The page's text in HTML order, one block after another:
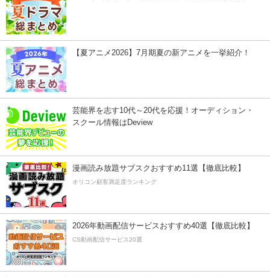
【夏アニメ2026】7月期夏の新アニメを一挙紹介！
芸能界を志す10代～20代を応援！オーディション・
スクール情報はDeview
漫画読み放題サブスクおすすめ11選【徹底比較】
オリコン顧客満足度ランキング
2026年動画配信サービスおすすめ40選【徹底比較】
CS動画配信サービス20選